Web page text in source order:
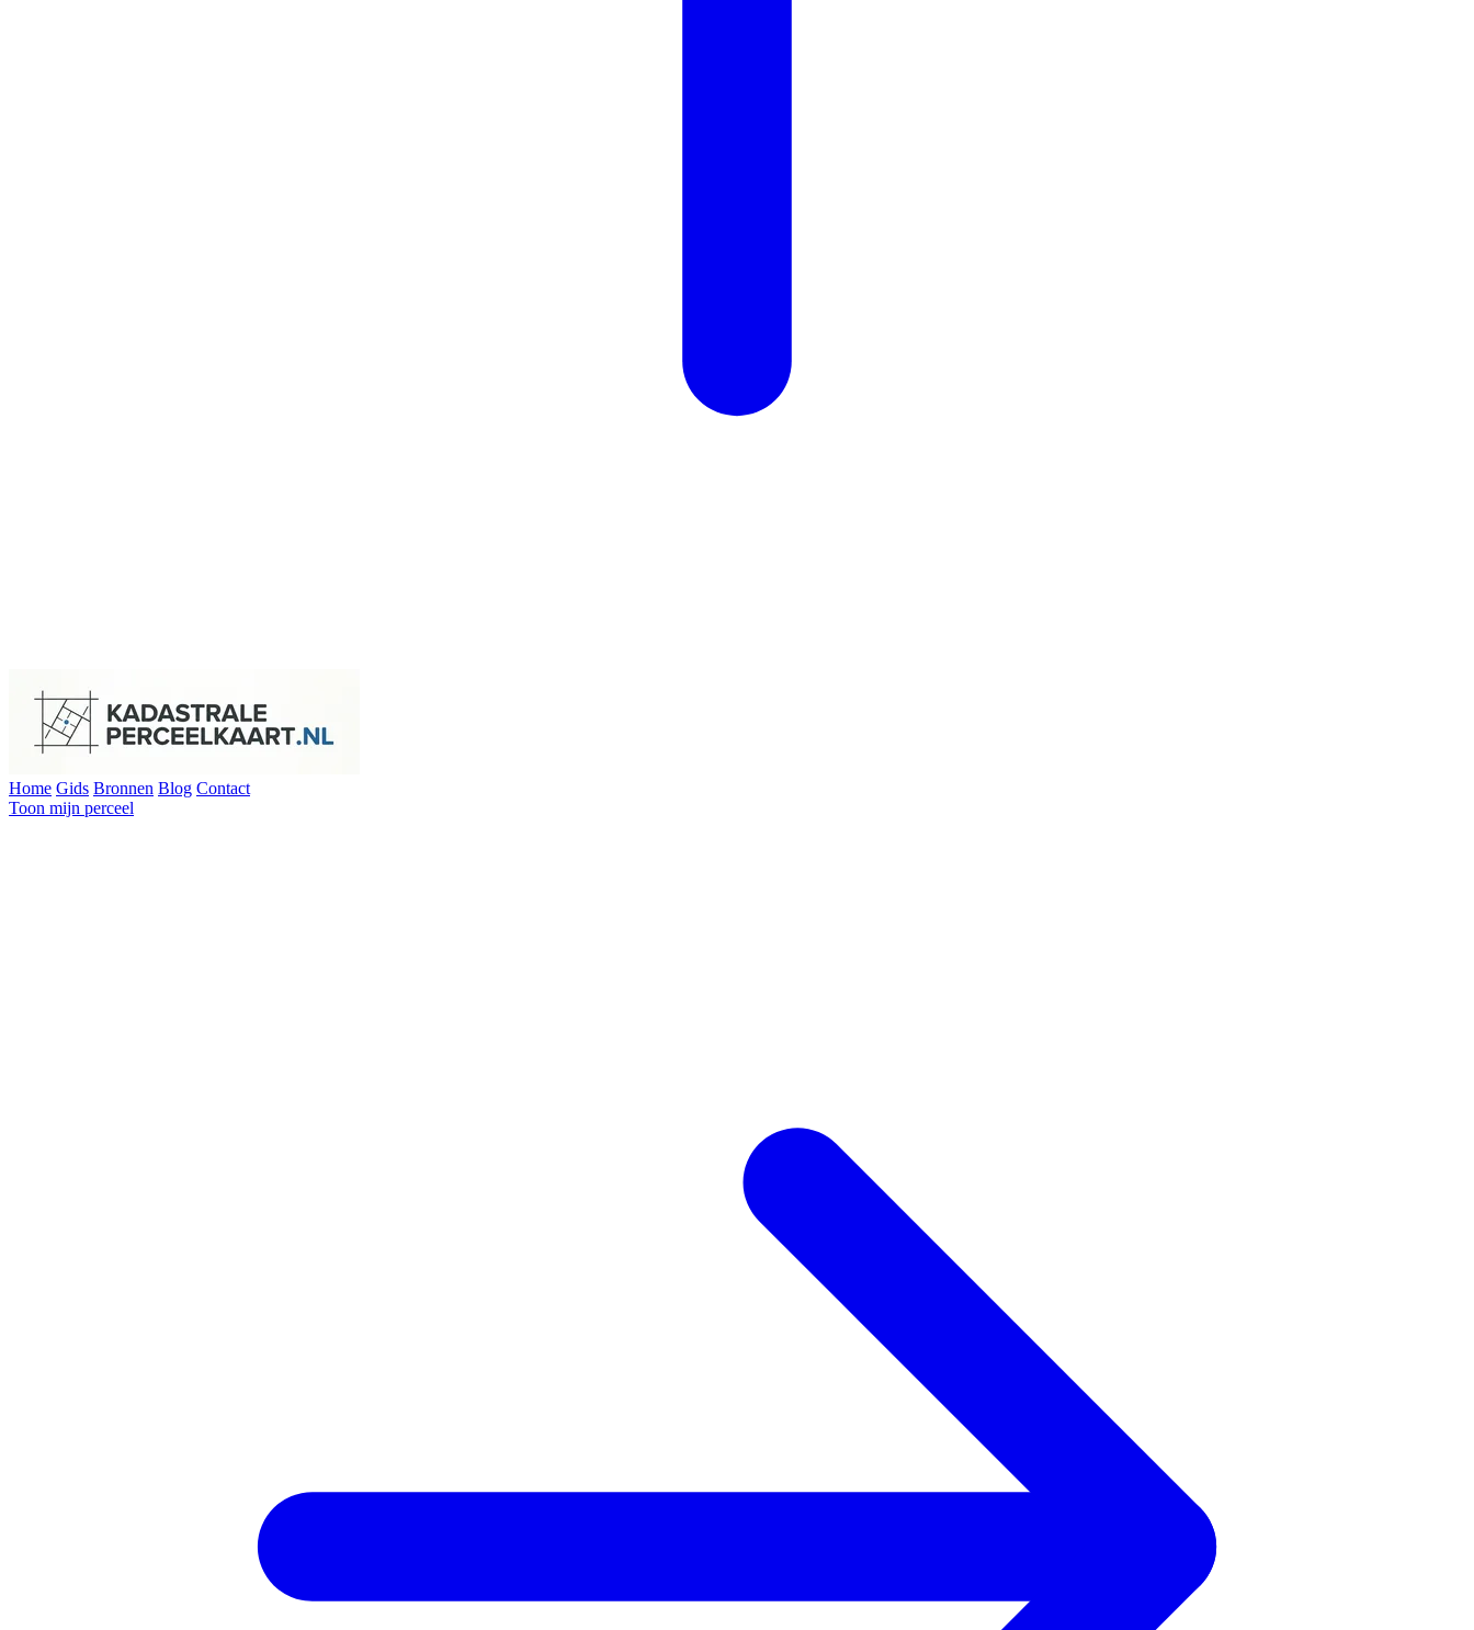
Home Gids Bronnen Blog Contact
Toon mijn perceel